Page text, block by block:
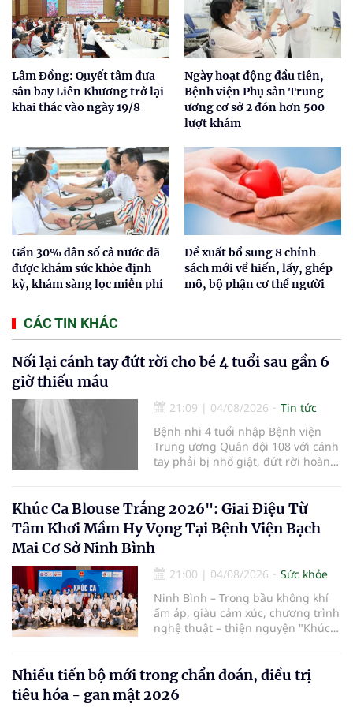
Lâm Đồng: Quyết tâm đưa
sân bay Liên Khương trở lại
khai thác vào ngày 19/8
Ngày hoạt động đầu tiên,
Bệnh viện Phụ sản Trung
ương cơ sở 2 đón hơn 500
lượt khám
Gần 30% dân số cả nước đã
được khám sức khỏe định
kỳ, khám sàng lọc miễn phí
Đề xuất bổ sung 8 chính
sách mới về hiến, lấy, ghép
mô, bộ phận cơ thể người
CÁC TIN KHÁC
Nối lại cánh tay đứt rời cho bé 4 tuổi sau gần 6
giờ thiếu máu
21:09 | 04/08/2026
Tin tức
Bệnh nhi 4 tuổi nhập Bệnh viện
Trung ương Quân đội 108 với cánh
tay phải bị nhổ giật, đứt rời hoàn
thương nặng và thời gian thiếu
máu kéo dài, các bác sĩ đã tái lập
tuần hoàn thành công sau ca vi
phẫu kéo dài 3 giờ.
Khúc Ca Blouse Trắng 2026": Giai Điệu Từ
Tâm Khơi Mầm Hy Vọng Tại Bệnh Viện Bạch
Mai Cơ Sở Ninh Bình
21:00 | 04/08/2026
Sức khỏe
Ninh Bình – Trong bầu không khí
ấm áp, giàu cảm xúc, chương trình
nghệ thuật – thiện nguyện "Khúc
điểm dừng chân đầu tiên tại Bệnh
viện Bạch Mai cơ sở Ninh Bình.
Nhiều tiến bộ mới trong chẩn đoán, điều trị
tiêu hóa - gan mật 2026